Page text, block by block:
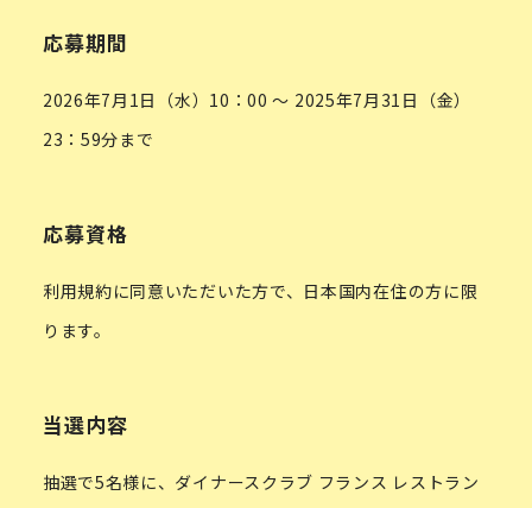
応募期間
2026年7月1日（水）10：00 ～ 2025年7月31日（金）
23：59分まで
応募資格
利用規約に同意いただいた方で、日本国内在住の方に限
ります。
当選内容
抽選で5名様に、ダイナースクラブ フランス レストラン